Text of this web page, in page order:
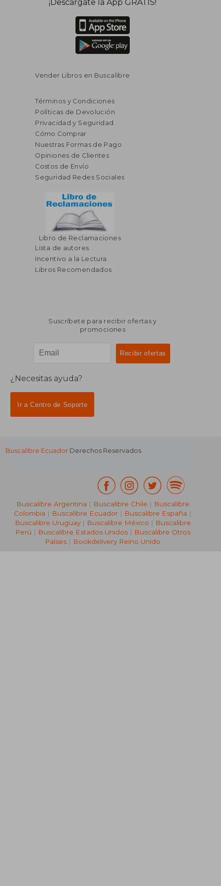
$ 20.45 dcto.
45%
dcto.
$ 33.07
$ 18.19
¡Descárgate la App GRATIS!
Vender Libros en Buscalibre
Términos y Condiciones
Políticas de Devolución
Privacidad y Seguridad
Cómo Comprar
Nuestras Formas de Pago
Opiniones de Clientes
Costos de Envío
Seguridad Redes Sociales
Libro de Reclamaciones
Lista de autores
Incentivo a la Lectura
Libros Recomendados
Suscríbete para recibir ofertas y
promociones
¿Necesitas ayuda?
Ir a Centro de Soporte
Buscalibre Ecuador Derechos Reservados.
Buscalibre Argentina | Buscalibre Chile | Buscalibre
Colombia | Buscalibre Ecuador | Buscalibre España |
Buscalibre Uruguay| Buscalibre México | Buscalibre
Perú | Buscalibre Estados Unidos| Buscalibre Otros
Países | Bookdelivery Reino Unido